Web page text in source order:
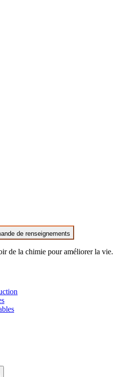
de renseignements
de la chimie pour améliorer la vie.